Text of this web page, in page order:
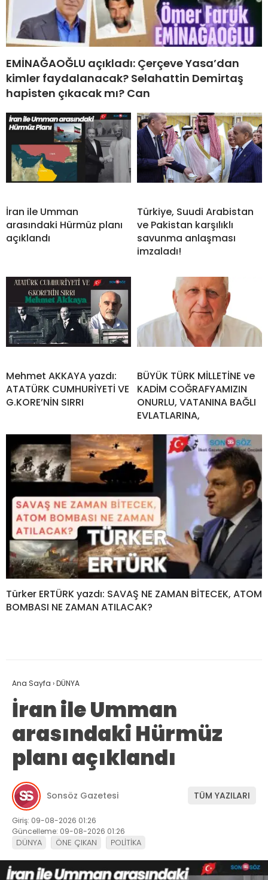
EMİNAĞAOĞLU açıkladı: Çerçeve Yasa’dan
kimler faydalanacak? Selahattin Demirtaş
hapisten çıkacak mı? Can
İran ile Umman
arasındaki Hürmüz planı
açıklandı
Türkiye, Suudi Arabistan
ve Pakistan karşılıklı
savunma anlaşması
imzaladı!
Mehmet AKKAYA yazdı:
ATATÜRK CUMHURİYETİ VE
G.KORE’NİN SIRRI
BÜYÜK TÜRK MİLLETİNE ve
KADİM COĞRAFYAMIZIN
ONURLU, VATANINA BAĞLI
EVLATLARINA,
Türker ERTÜRK yazdı: SAVAŞ NE ZAMAN BİTECEK, ATOM
BOMBASI NE ZAMAN ATILACAK?
Ana Sayfa ›DÜNYA
İran ile Umman
arasındaki Hürmüz
planı açıklandı
Sonsöz Gazetesi TÜM YAZILARI
Giriş: 09-08-2026 01:26
Güncelleme: 09-08-2026 01:26
DÜNYA ÖNE ÇIKAN POLİTİKA